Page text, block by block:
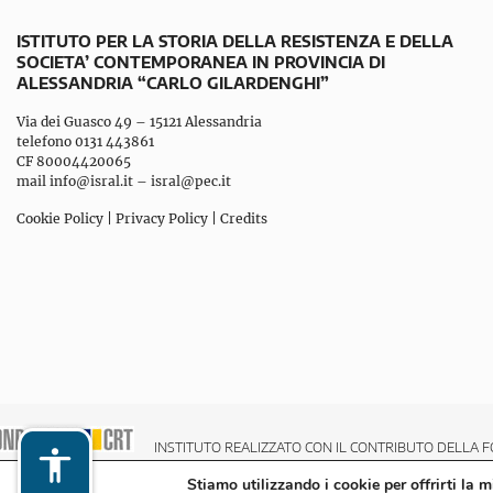
ISTITUTO PER LA STORIA DELLA RESISTENZA E DELLA
SOCIETA’ CONTEMPORANEA IN PROVINCIA DI
ALESSANDRIA “CARLO GILARDENGHI”
Via dei Guasco 49 – 15121 Alessandria
telefono 0131 443861
CF 80004420065
mail info@isral.it – isral@pec.it
Cookie Policy Privacy Policy Credits
INSTITUTO REALIZZATO CON IL CONTRIBUTO DELLA
Stiamo utilizzando i cookie per offrirti la